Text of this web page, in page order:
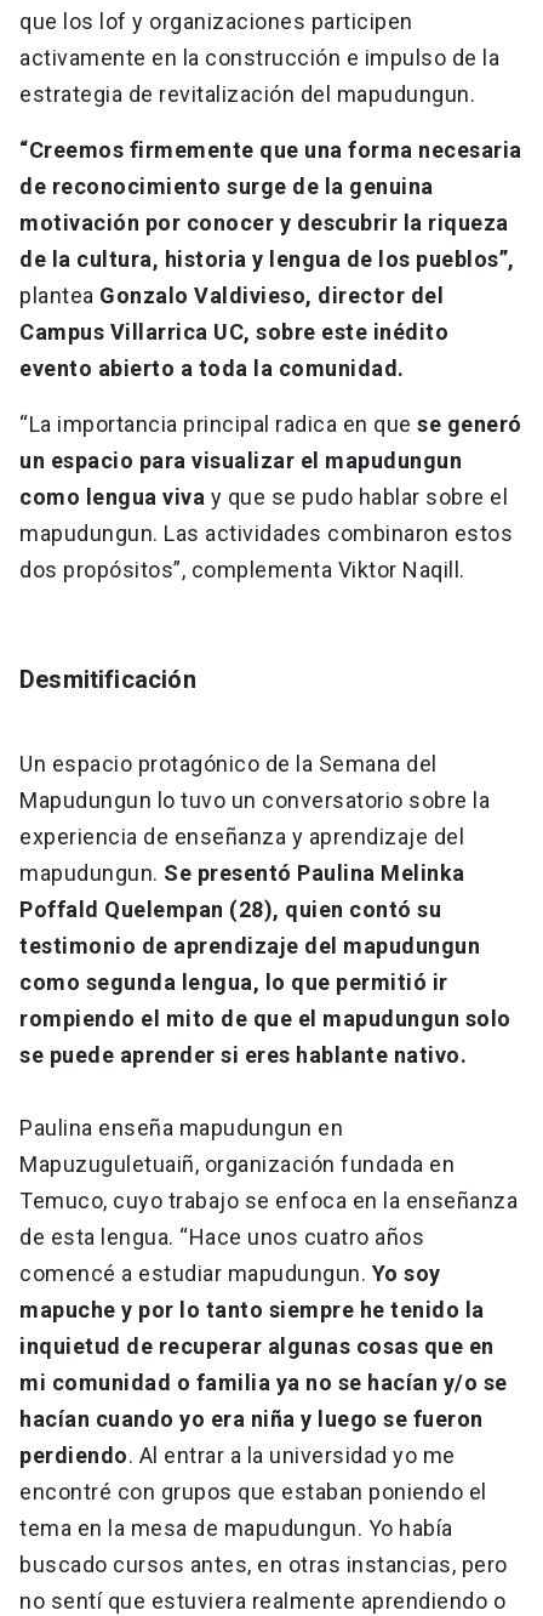
que los lof y organizaciones participen
activamente en la construcción e impulso de la
estrategia de revitalización del mapudungun.
“Creemos firmemente que una forma necesaria
de reconocimiento surge de la genuina
motivación por conocer y descubrir la riqueza
de la cultura, historia y lengua de los pueblos”,
plantea Gonzalo Valdivieso, director del
Campus Villarrica UC, sobre este inédito
evento abierto a toda la comunidad.
“La importancia principal radica en que se generó
un espacio para visualizar el mapudungun
como lengua viva y que se pudo hablar sobre el
mapudungun. Las actividades combinaron estos
dos propósitos”, complementa Viktor Naqill.
Desmitificación
Un espacio protagónico de la Semana del
Mapudungun lo tuvo un conversatorio sobre la
experiencia de enseñanza y aprendizaje del
mapudungun. Se presentó Paulina Melinka
Poffald Quelempan (28), quien contó su
testimonio de aprendizaje del mapudungun
como segunda lengua, lo que permitió ir
rompiendo el mito de que el mapudungun solo
se puede aprender si eres hablante nativo.
Paulina enseña mapudungun en
Mapuzuguletuaiñ, organización fundada en
Temuco, cuyo trabajo se enfoca en la enseñanza
de esta lengua. “Hace unos cuatro años
comencé a estudiar mapudungun. Yo soy
mapuche y por lo tanto siempre he tenido la
inquietud de recuperar algunas cosas que en
mi comunidad o familia ya no se hacían y/o se
hacían cuando yo era niña y luego se fueron
perdiendo. Al entrar a la universidad yo me
encontré con grupos que estaban poniendo el
tema en la mesa de mapudungun. Yo había
buscado cursos antes, en otras instancias, pero
no sentí que estuviera realmente aprendiendo o